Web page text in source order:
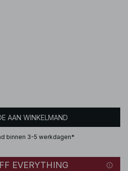
AAN WINKELMAND
binnen 3-5 werkdagen*
EVERYTHING